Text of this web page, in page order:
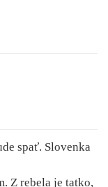
spať. Slovenka
Z rebela je tatko,